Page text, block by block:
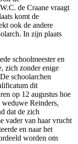
de Craane vraagt
komt de
ook de andere
In zijn plaats
schoolmeester en
zich zonder enige
schoolarchen
dit
op 12 augustus hoe
weduwe Reinders,
dat de zich
vader van haar vrucht
en naar het
worden om